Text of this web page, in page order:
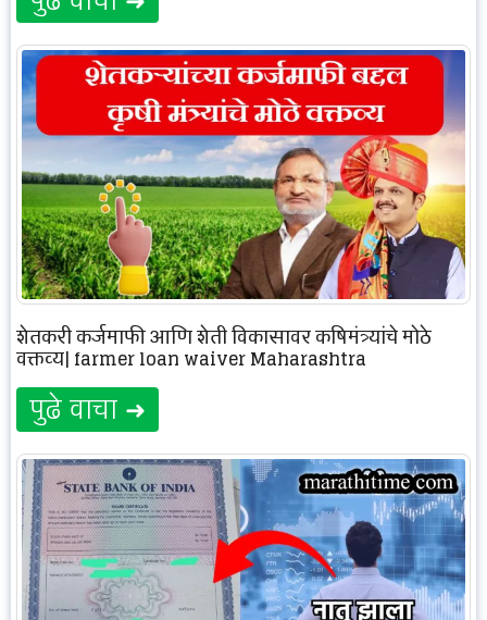
शेतकरी कर्जमाफी आणि शेती विकासावर कृषिमंत्र्यांचे मोठे
वक्तव्य| farmer loan waiver Maharashtra
पुढे वाचा ➜